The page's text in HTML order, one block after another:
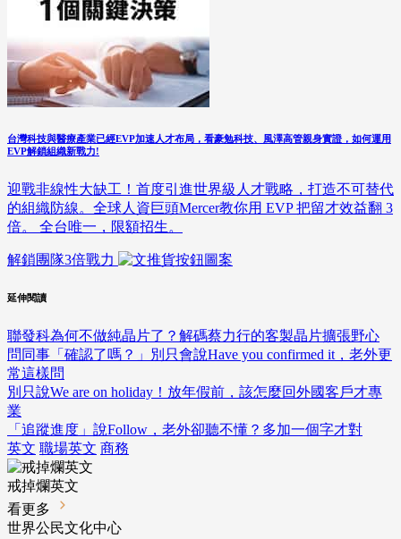
台灣科技與醫療產業已經EVP加速人才布局，看豪勉科技、風澤高管親身實證，如何運用
EVP解鎖組織新戰力!
迎戰非線性大缺工！首度引進世界級人才戰略，打造不可替代
的組織防線。全球人資巨頭Mercer教你用 EVP 把留才效益翻 3
倍。 全台唯一，限額招生。
解鎖團隊3倍戰力
延伸閱讀
聯發科為何不做純晶片了？解碼蔡力行的客製晶片擴張野心
問同事「確認了嗎？」別只會說Have you confirmed it，老外更
常這樣問
別只說We are on holiday！放年假前，該怎麼回外國客戶才專
業
「追蹤進度」說Follow，老外卻聽不懂？多加一個字才對
英文 職場英文 商務
戒掉爛英文
看更多
世界公民文化中心